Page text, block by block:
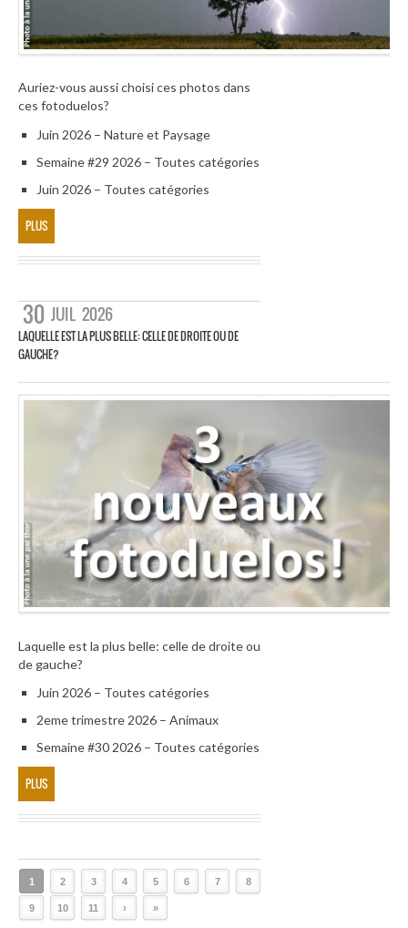
Auriez-vous aussi choisi ces photos dans
ces fotoduelos?
Juin 2026 – Nature et Paysage
Semaine #29 2026 – Toutes catégories
Juin 2026 – Toutes catégories
PLUS
30 JUIL 2026
LAQUELLE EST LA PLUS BELLE: CELLE DE DROITE OU DE
GAUCHE?
Laquelle est la plus belle: celle de droite ou
de gauche?
Juin 2026 – Toutes catégories
2eme trimestre 2026 – Animaux
Semaine #30 2026 – Toutes catégories
PLUS
1 2 3 4 5 6 7 8
9 10 11 › »